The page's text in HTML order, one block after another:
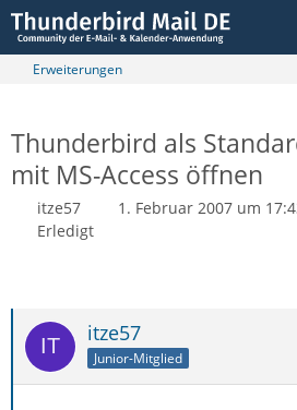
Erweiterungen
Thunderbird als
mit MS-Access öffnen
itze57 1. Februar 2007 um
Erledigt
itze57
Junior-Mitglied